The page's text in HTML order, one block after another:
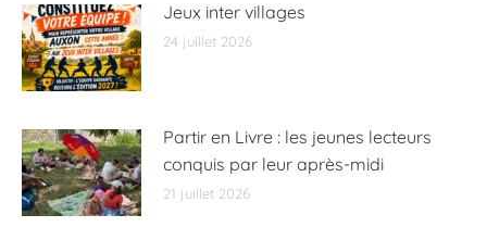
Jeux inter villages
24 juillet 2026
Partir en Livre : les jeunes lecteurs
conquis par leur après-midi
21 juillet 2026